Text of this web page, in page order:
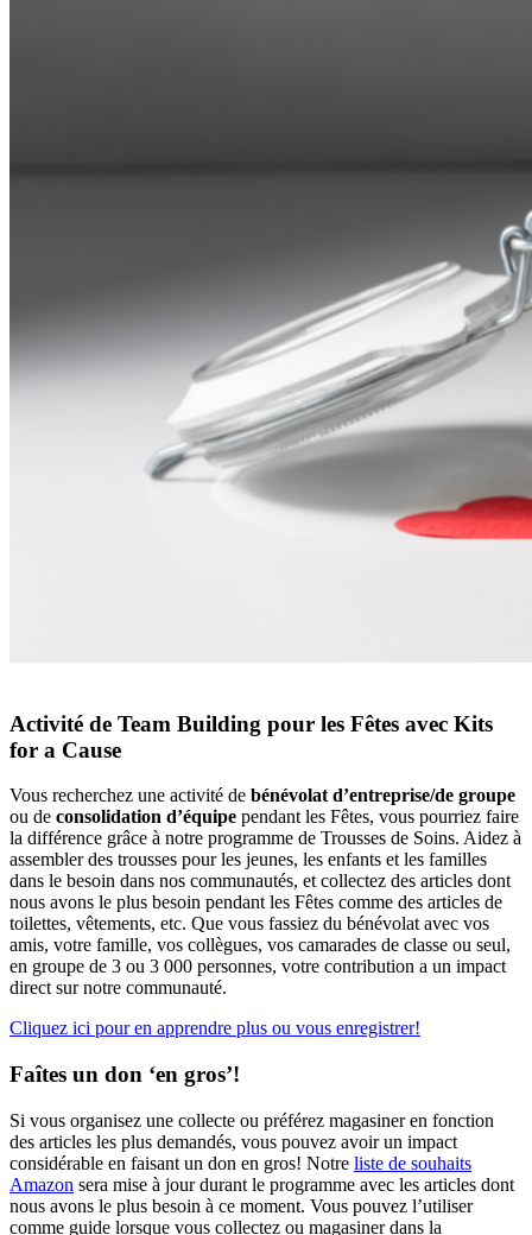
Activité de Team Building pour les Fêtes avec Kits
for a Cause
Vous recherchez une activité de bénévolat d’entreprise/de groupe
ou de consolidation d’équipe pendant les Fêtes, vous pourriez faire
la différence grâce à notre programme de Trousses de Soins. Aidez à
assembler des trousses pour les jeunes, les enfants et les familles
dans le besoin dans nos communautés, et collectez des articles dont
nous avons le plus besoin pendant les Fêtes comme des articles de
toilettes, vêtements, etc. Que vous fassiez du bénévolat avec vos
amis, votre famille, vos collègues, vos camarades de classe ou seul,
en groupe de 3 ou 3 000 personnes, votre contribution a un impact
direct sur notre communauté.
Cliquez ici pour en apprendre plus ou vous enregistrer!
Faîtes un don ‘en gros’!
Si vous organisez une collecte ou préférez magasiner en fonction
des articles les plus demandés, vous pouvez avoir un impact
considérable en faisant un don en gros! Notre liste de souhaits
Amazon sera mise à jour durant le programme avec les articles dont
nous avons le plus besoin à ce moment. Vous pouvez l’utiliser
comme guide lorsque vous collectez ou magasiner dans la